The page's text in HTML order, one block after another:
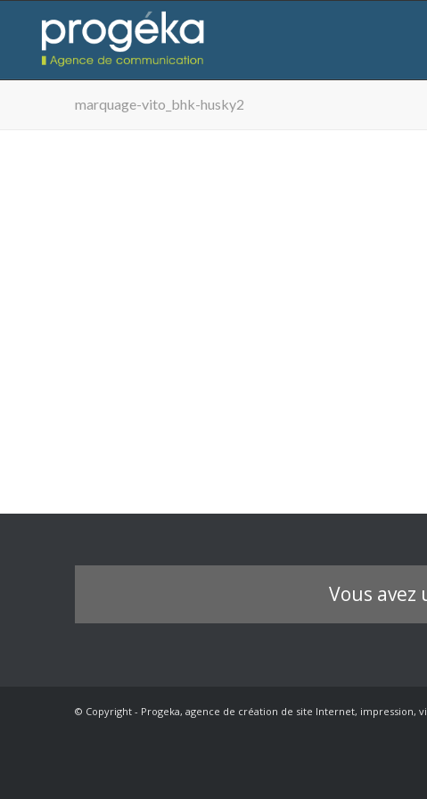
marquage-vito_bhk-husky2
Vous avez
© Copyright - Progeka, agence de création de site Internet, impression,